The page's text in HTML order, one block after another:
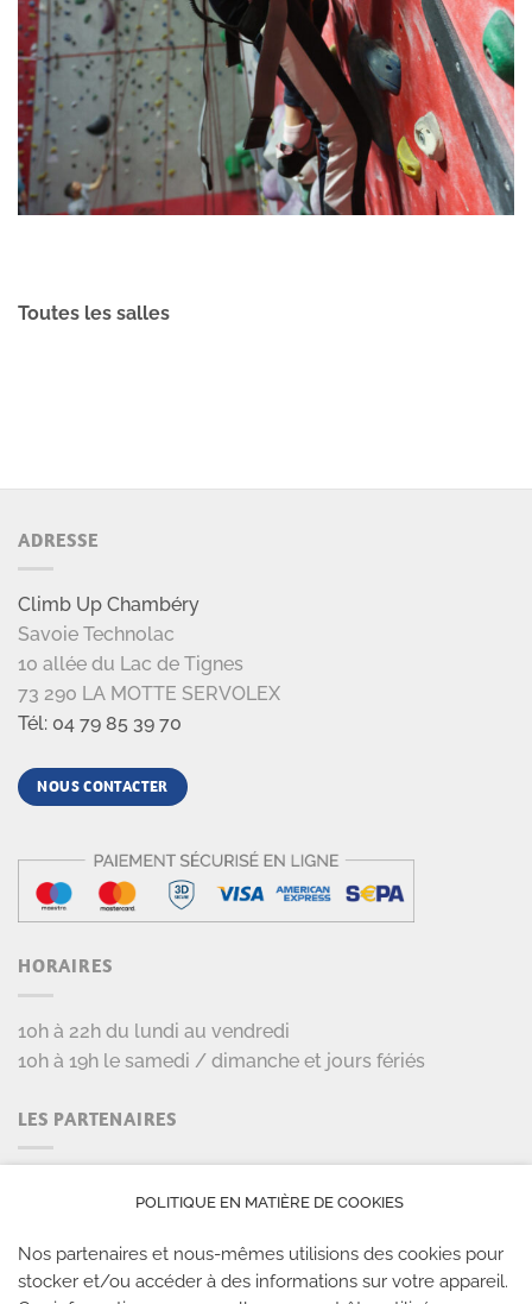
Toutes les salles
ADRESSE
Climb Up Chambéry
Savoie Technolac
10 allée du Lac de Tignes
73 290 LA MOTTE SERVOLEX
Tél: 04 79 85 39 70
NOUS CONTACTER
HORAIRES
10h à 22h du lundi au vendredi
10h à 19h le samedi / dimanche et jours fériés
LES PARTENAIRES
POLITIQUE EN MATIÈRE DE COOKIES
Nos partenaires et nous-mêmes utilisions des cookies pour
stocker et/ou accéder à des informations sur votre appareil.